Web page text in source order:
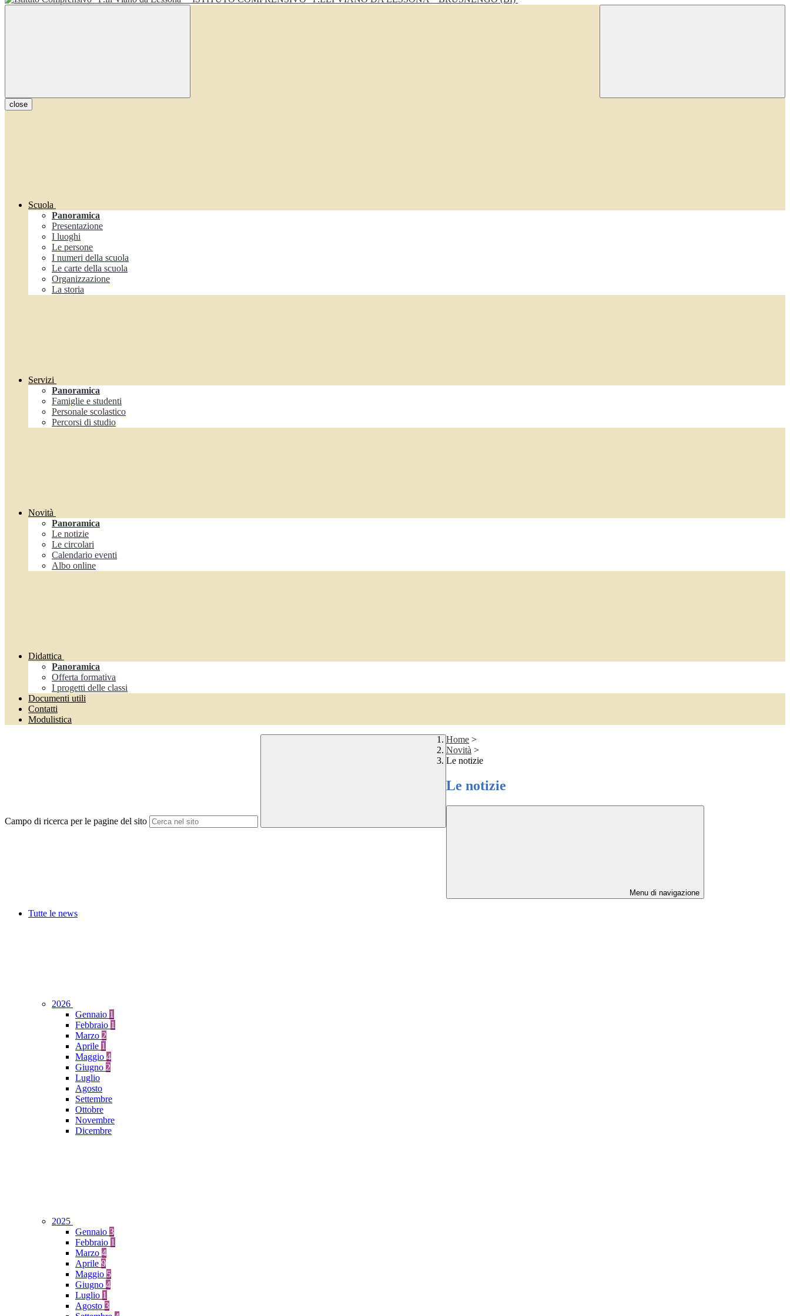
close
Scuola
Panoramica
Presentazione
I luoghi
Le persone
I numeri della scuola
Le carte della scuola
Organizzazione
La storia
Servizi
Panoramica
Famiglie e studenti
Personale scolastico
Percorsi di studio
Novità
Panoramica
Le notizie
Le circolari
Calendario eventi
Albo online
Didattica
Panoramica
Offerta formativa
I progetti delle classi
Documenti utili
Contatti
Modulistica
Campo di ricerca per le pagine del sito
Home >
Novità >
Le notizie
Le notizie
Menu di navigazione
Tutte le news
2026
Gennaio 1
Febbraio 1
Marzo 2
Aprile 1
Maggio 4
Giugno 2
Luglio
Agosto
Settembre
Ottobre
Novembre
Dicembre
2025
Gennaio 3
Febbraio 1
Marzo 4
Aprile 9
Maggio 5
Giugno 4
Luglio 1
Agosto 3